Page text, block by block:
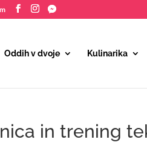
Oddih v dvoje Kulinarika
in trening